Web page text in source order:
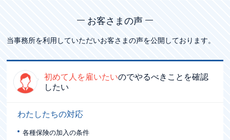
アクセスマップ
お電話でお問い合わせ
サービス案内
Q&A
お客さまの声
当事務所を利用していただいお客さまの声を公開しております。
初めて人を雇いたいのでやるべきことを確認
したい
わたしたちの対応
各種保険の加入の条件